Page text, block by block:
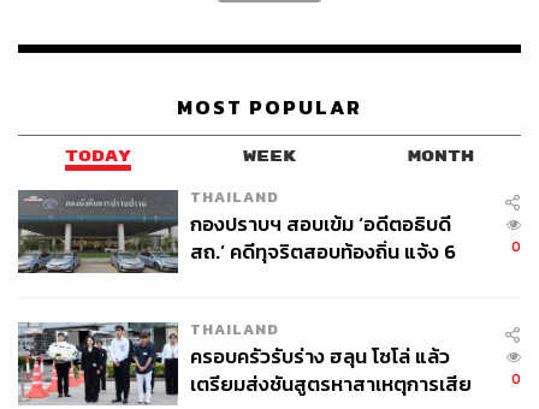
ส่วนข้าวหน้าเนื้อ(390 บาท) ของที่นี่มีความพรีเมียม เพราะ
ในขณะที่หลายๆ ร้านมักเลือกใช้เนื้อติดมัน แต่ที่ โฮว ยู กลับ
เลือกใช้เนื้อสันในที่เนื้อเป็นเนื้อ มีความนุ่ม กับอีกจานเด็ดที่
เราชอบมากคือหมูชุบเกล็ดขนมปังทอดในน้ำซุปไข่
กันได้ดีกับน้ำซุปรสกลมกล่อมอูมามิ
ทั้งยังสามารถสั่งมาแบบ
จานเดี่ยว (260 บาท) หรือจะสั่งแบบเป็นเซ็ตเพิ่มข้าว ซุป สลัด
และของหวาน (เพิ่ม 90 บาท) ก็ได้ด้วย
MOST POPULAR
TODAY WEEK MONTH
THAILAND
กองปราบฯ สอบเข้ม ‘อดีตอธิบดี
สถ.’ คดีทุจริตสอบท้องถิ่น แจ้ง 6
0
THAILAND
ครอบครัวรับร่าง ฮลุน โซโล่ แล้ว
เตรียมส่งชันสูตรหาสาเหตุการเสีย
0